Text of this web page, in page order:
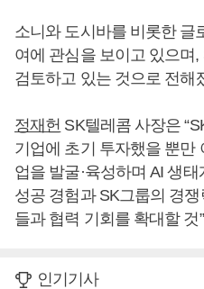
소니와 도시바를 비롯한 글
여에 관심을 보이고 있으며
검토하고 있는 것으로 전해
정재헌 SK텔레콤 사장은
기업에 초기 투자했을 뿐만
업을 발굴·육성하며 AI 생
성공 경험과 SK그룹의 경
들과 협력 기회를 확대할
인기기사